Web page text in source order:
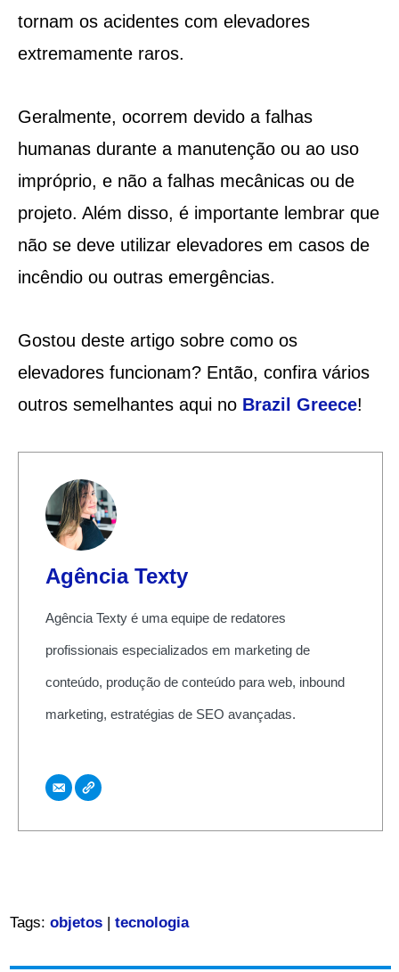
tornam os acidentes com elevadores
extremamente raros.
Geralmente, ocorrem devido a falhas
humanas durante a manutenção ou ao uso
impróprio, e não a falhas mecânicas ou de
projeto. Além disso, é importante lembrar que
não se deve utilizar elevadores em casos de
incêndio ou outras emergências.
Gostou deste artigo sobre como os
elevadores funcionam? Então, confira vários
outros semelhantes aqui no Brazil Greece!
Agência Texty
Agência Texty é uma equipe de redatores
profissionais especializados em marketing de
conteúdo, produção de conteúdo para web, inbound
marketing, estratégias de SEO avançadas.
Tags: objetos| tecnologia